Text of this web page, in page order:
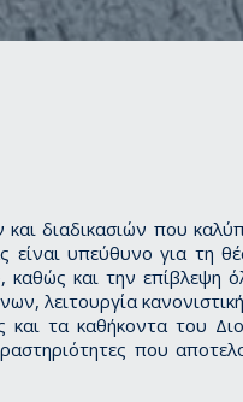
διαδικασιών που
υπεύθυνο για τη
και την
λειτουργία
τα καθήκοντα του
που